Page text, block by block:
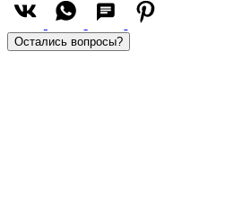
Остались вопросы?